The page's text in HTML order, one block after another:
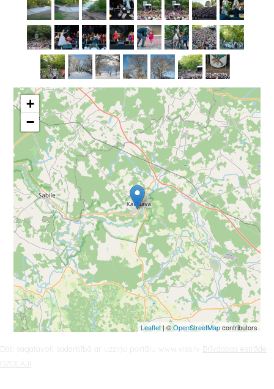
+
−
Leaflet | ©OpenStreetMapcontributors
Dati sagatavoti sadarbībā ar uzziņu portālu www.viss.lv Brīvdabas estrāde
OZOLĀJI